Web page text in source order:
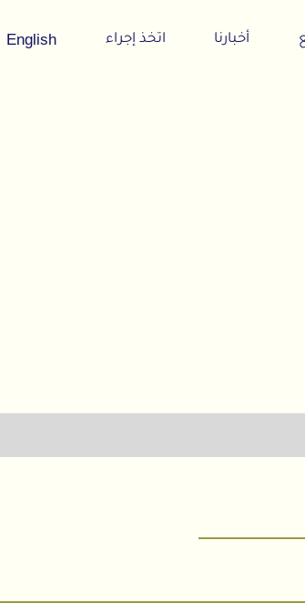
أخبارنا اتخذ إجراء English